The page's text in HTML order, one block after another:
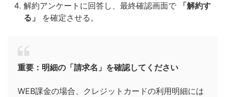
解約アンケートに回答し、最終確認画面で
「解約す
る」
を確定させる。
重要：明細の「請求名」を確認してください
WEB課金の場合、クレジットカードの利用明細には